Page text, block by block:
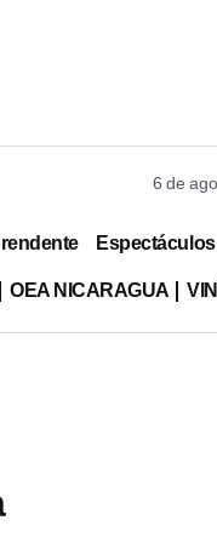
6 de
Espectáculos
OEA NICARAGUA